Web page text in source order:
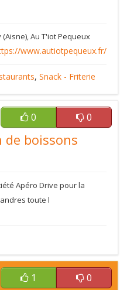
Au T'iot Pequeux
www.autiotpequeux.fr/
, Snack - Friterie
0 0
de boissons
Apéro Drive pour la
toute l
1 0